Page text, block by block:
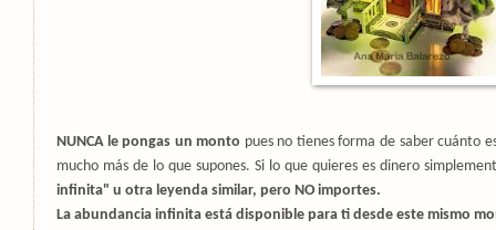
NUNCA le pongas un monto pues no tienes forma de saber cuánto
mucho más de lo que supones. Si lo que quieres es dinero
infinita" u otra leyenda similar, pero NO importes.
La abundancia infinita está disponible para ti desde este mismo